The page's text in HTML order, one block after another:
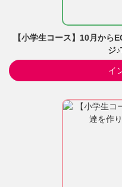
【小学生コース】10月から
ジ
イ